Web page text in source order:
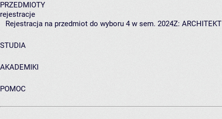
PRZEDMIOTY
rejestracje
Rejestracja na przedmiot do wyboru 4 w sem. 2024Z:
STUDIA
AKADEMIKI
POMOC